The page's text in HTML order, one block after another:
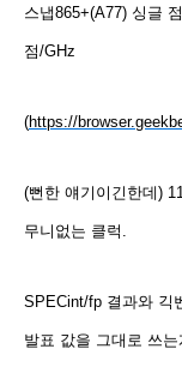
스냅865+(A77) 싱글
점/GHz
(https://
(뻔한 얘기이긴한데)
무니없는 클럭.
SPECint/fp 결과와 긱
발표 값을 그대로 쓰